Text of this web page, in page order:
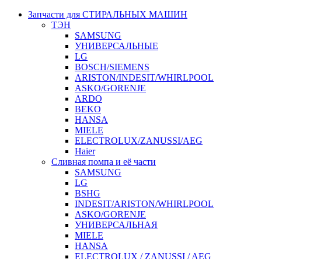
Запчасти для СТИРАЛЬНЫХ МАШИН
ТЭН
SAMSUNG
УНИВЕРСАЛЬНЫЕ
LG
BOSCH/SIEMENS
ARISTON/INDESIT/WHIRLPOOL
ASKO/GORENJE
ARDO
BEKO
HANSA
MIELE
ELECTROLUX/ZANUSSI/AEG
Haier
Сливная помпа и её части
SAMSUNG
LG
BSHG
INDESIT/ARISTON/WHIRLPOOL
ASKO/GORENJE
УНИВЕРСАЛЬНАЯ
MIELE
HANSA
ELECTROLUX / ZANUSSI / AEG